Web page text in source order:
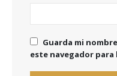
Guarda mi
este navegador para